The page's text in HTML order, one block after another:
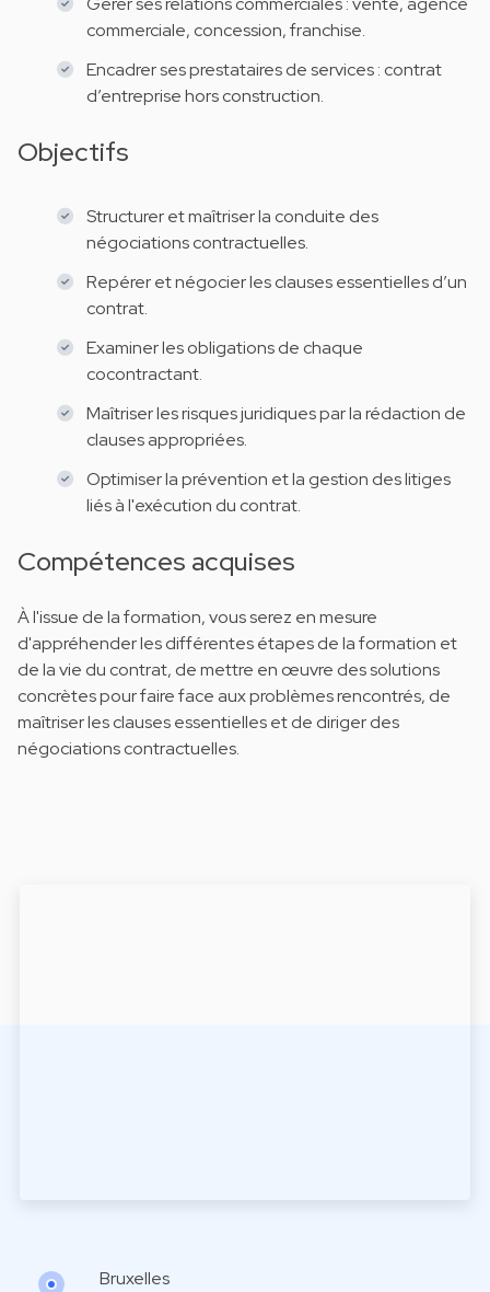
commerciale, concession, franchise.
Encadrer ses prestataires de services : contrat
d’entreprise hors construction.
Objectifs
Structurer et maîtriser la conduite des
négociations contractuelles.
Repérer et négocier les clauses essentielles d’un
contrat.
Examiner les obligations de chaque
cocontractant.
Maîtriser les risques juridiques par la rédaction de
clauses appropriées.
Optimiser la prévention et la gestion des litiges
liés à l'exécution du contrat.
Compétences acquises
À l'issue de la formation, vous serez en mesure
d'appréhender les différentes étapes de la formation et
de la vie du contrat, de mettre en œuvre des solutions
concrètes pour faire face aux problèmes rencontrés, de
maîtriser les clauses essentielles et de diriger des
négociations contractuelles.
Bruxelles